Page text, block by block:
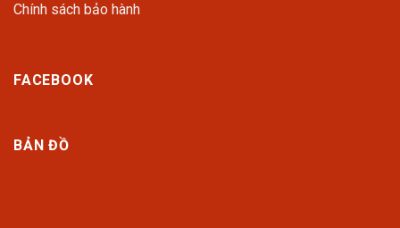
Chính sách bảo hành
FACEBOOK
BẢN ĐỒ